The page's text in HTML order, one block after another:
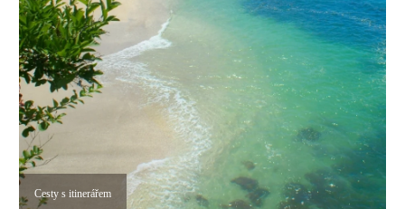
Cesty s itinerářem